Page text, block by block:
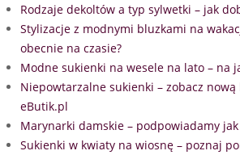
Rodzaje dekoltów a typ sylwetki – jak
Stylizacje z modnymi bluzkami na
obecnie na czasie?
Modne sukienki na wesele na lato – na
Niepowtarzalne sukienki – zobacz nową
eButik.pl
Marynarki damskie – podpowiadamy
Sukienki w kwiaty na wiosnę – poznaj